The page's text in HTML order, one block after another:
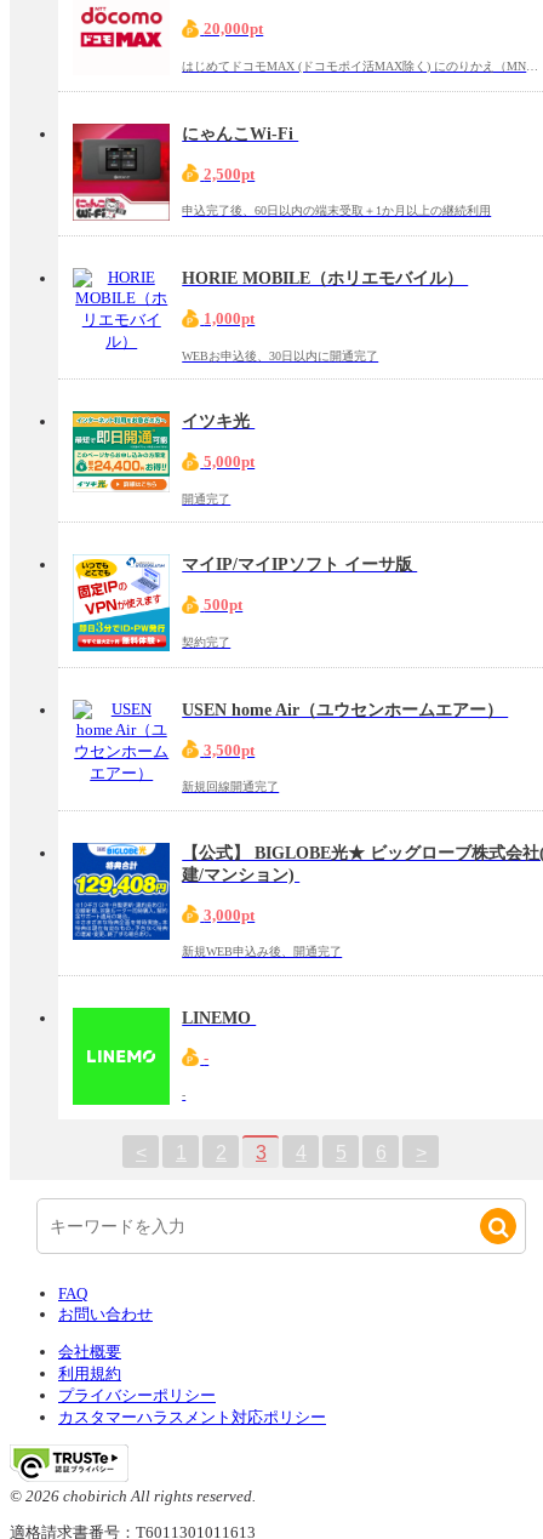
20,000pt
にゃんこWi-Fi
2,500pt
申込完了後、60日以内の端末受取＋1か月以上の継続利用
HORIE MOBILE（ホリエモバイル）
1,000pt
WEBお申込後、30日以内に開通完了
イツキ光
5,000pt
開通完了
マイIP/マイIPソフト イーサ版
500pt
契約完了
USEN home Air（ユウセンホームエアー）
3,500pt
新規回線開通完了
【公式】 BIGLOBE光★ ビッグローブ株式会社
建/マンション)
3,000pt
新規WEB申込み後、開通完了
LINEMO
-
-
< 1 2 3 4 5 6 >
FAQ
お問い合わせ
会社概要
利用規約
プライバシーポリシー
カスタマーハラスメント対応ポリシー
© 2026 chobirich All rights reserved.
適格請求書番号：T6011301011613